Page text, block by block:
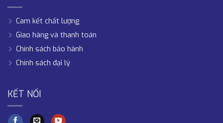
Cam kết chất lượng
Giao hàng và thanh toán
Chính sách bảo hành
Chính sách đại lý
KẾT NỐI